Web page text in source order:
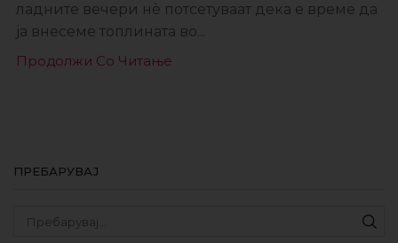
ладните вечери нè потсетуваат дека е време да
ја внесеме топлината во...
Продолжи Со Читање
ПРЕБАРУВАЈ